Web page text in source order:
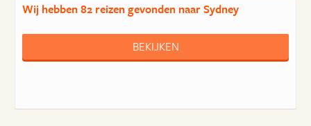
Wij hebben82 reizengevonden naar Sydney
BEKIJKEN